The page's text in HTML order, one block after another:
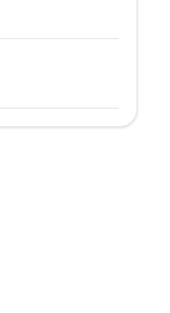
25